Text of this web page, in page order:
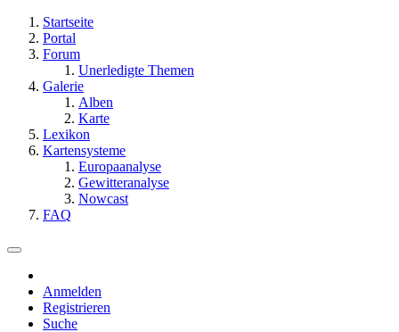
Startseite
Portal
Forum
Unerledigte Themen
Galerie
Alben
Karte
Lexikon
Kartensysteme
Europaanalyse
Gewitteranalyse
Nowcast
FAQ
Anmelden
Registrieren
Suche